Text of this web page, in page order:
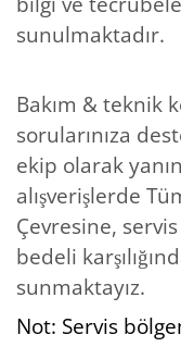
sunulmaktadır.
Bakım & teknik
sorularınıza
ekip olarak
alışverişlerde
Çevresine,
bedeli
sunmaktayız.
Not: Servis